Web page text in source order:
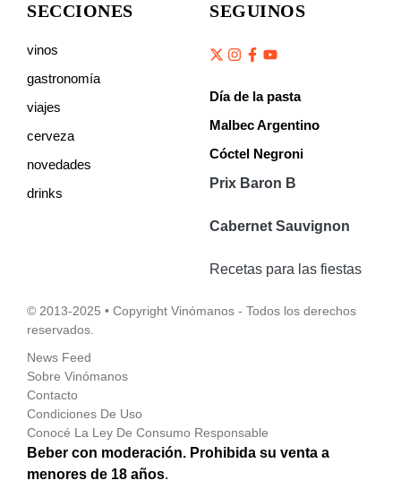
SECCIONES
vinos
gastronomía
viajes
cerveza
novedades
drinks
SEGUINOS
Día de la pasta
Malbec Argentino
Cóctel Negroni
Prix Baron B
Cabernet Sauvignon
Recetas para las fiestas
© 2013-2025 • Copyright Vinómanos - Todos los derechos
reservados.
News Feed
Sobre Vinómanos
Contacto
Condiciones De Uso
Conocé La Ley De Consumo Responsable
Beber con moderación. Prohibida su venta a
menores de 18 años.